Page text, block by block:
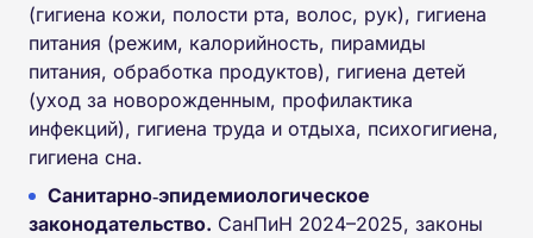
(гигиена кожи, полости рта, волос, рук), гигиена
питания (режим, калорийность, пирамиды
питания, обработка продуктов), гигиена детей
(уход за новорожденным, профилактика
инфекций), гигиена труда и отдыха, психогигиена,
гигиена сна.
Санитарно‑эпидемиологическое
законодательство. СанПиН 2024–2025, законы